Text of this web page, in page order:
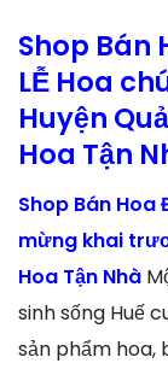
Shop Bán
LỄ Hoa
Huyện
Hoa Tận
Shop Bán Hoa
mừng khai
Hoa Tận Nhà
sinh sống Huế
sản phẩm hoa,